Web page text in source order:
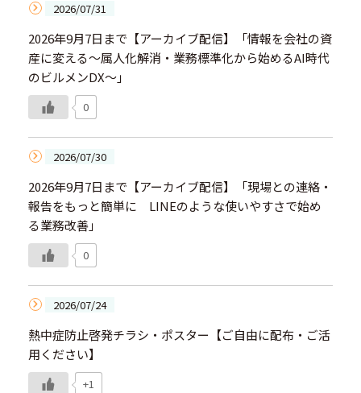
2026/07/31
2026年9月7日まで【アーカイブ配信】「情報を会社の資
産に変える～属人化解消・業務標準化から始めるAI時代
のビルメンDX～」
0
2026/07/30
2026年9月7日まで【アーカイブ配信】「現場との連絡・
報告をもっと簡単に LINEのような使いやすさで始め
る業務改善」
0
2026/07/24
熱中症防止啓発チラシ・ポスター【ご自由に配布・ご活
用ください】
+1